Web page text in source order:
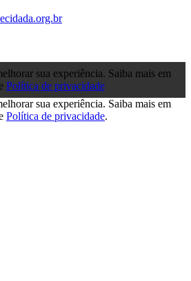
sua experiência. Saiba mais em
e Política de privacidade
sua experiência. Saiba mais em
Política de privacidade.